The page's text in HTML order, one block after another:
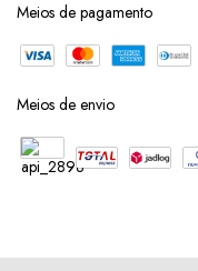
Meios de pagamento
Meios de envio